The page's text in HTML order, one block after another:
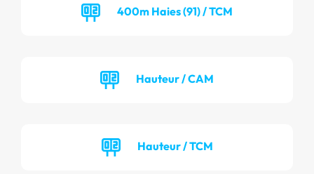
400m Haies (91) / TCM
Hauteur / CAM
Hauteur / TCM